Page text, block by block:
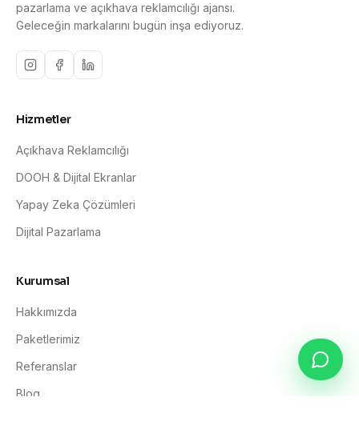
pazarlama ve açıkhava reklamcılığı ajansı.
Geleceğin markalarını bugün inşa ediyoruz.
Hizmetler
Açıkhava Reklamcılığı
DOOH & Dijital Ekranlar
Yapay Zeka Çözümleri
Dijital Pazarlama
Kurumsal
Hakkımızda
Paketlerimiz
Referanslar
Blog